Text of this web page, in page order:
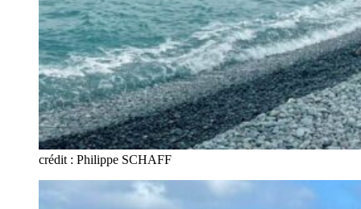
crédit : Philippe SCHAFF